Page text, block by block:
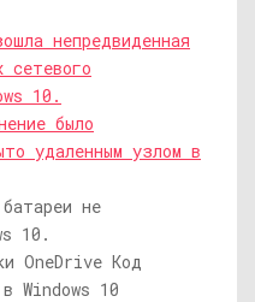
непредвиденная
сетевого
10.
было
удаленным узлом в
не
10.
OneDrive Код
Windows 10